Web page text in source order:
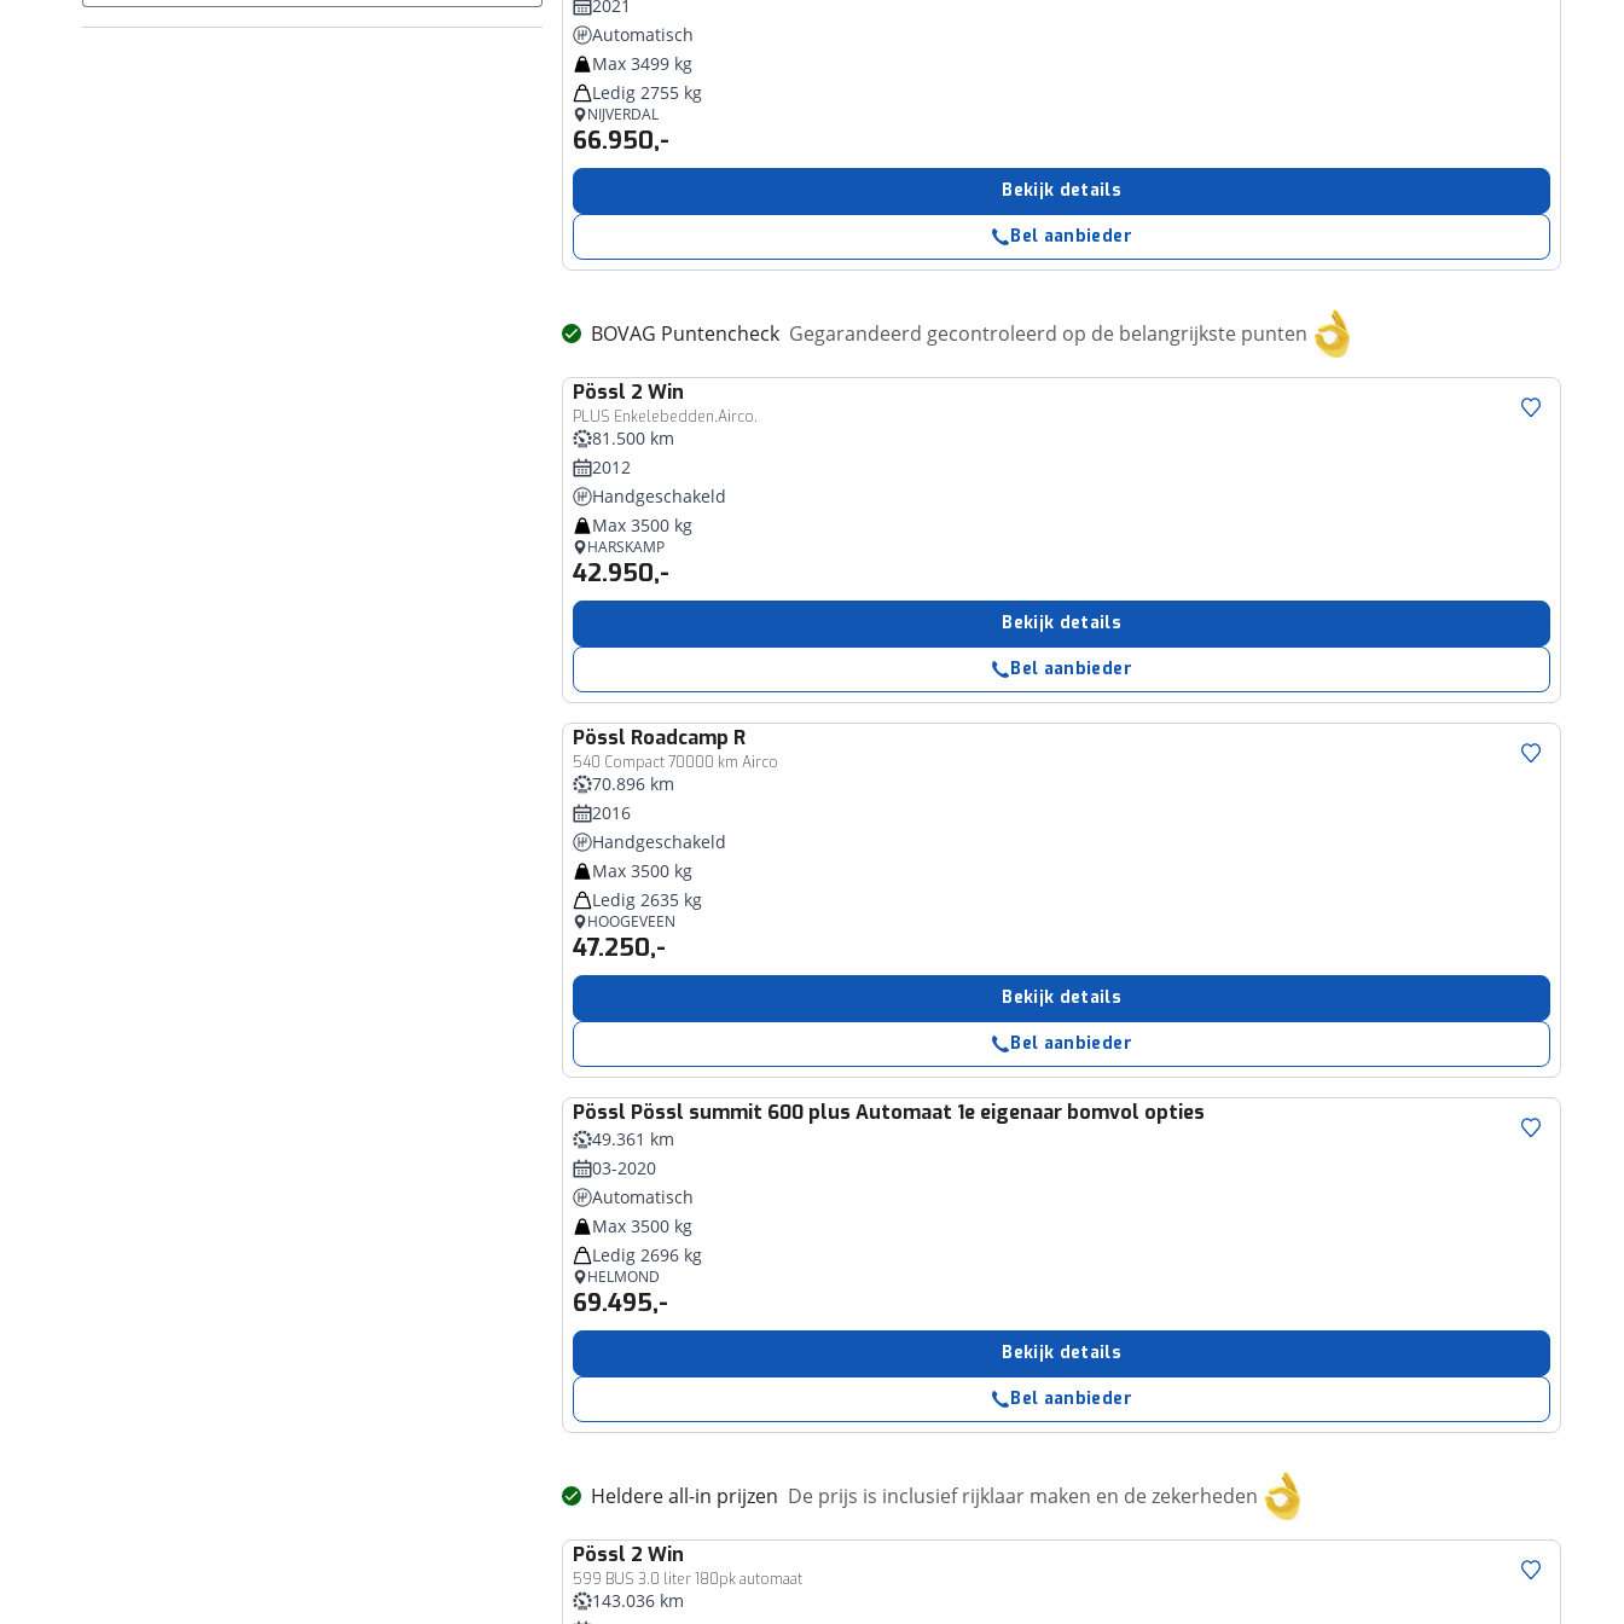
Lengte stapelbed (0)
L-vorm zit
2021
Automatisch
Max 3499 kg
Ledig 2755 kg
NIJVERDAL
66.950,-
Bekijk details
Bel aanbieder
BOVAG Puntencheck Gegarandeerd gecontroleerd op de belangrijkste punten
Pössl 2 Win
PLUS Enkelebedden,Airco,
81.500 km
2012
Handgeschakeld
Max 3500 kg
HARSKAMP
42.950,-
Bekijk details
Bel aanbieder
Pössl Roadcamp R
540 Compact 70000 km Airco
70.896 km
2016
Handgeschakeld
Max 3500 kg
Ledig 2635 kg
HOOGEVEEN
47.250,-
Bekijk details
Bel aanbieder
Pössl Pössl summit 600 plus Automaat 1e eigenaar bomvol opties
49.361 km
03-2020
Automatisch
Max 3500 kg
Ledig 2696 kg
HELMOND
69.495,-
Bekijk details
Bel aanbieder
Heldere all-in prijzen De prijs is inclusief rijklaar maken en de zekerheden
Pössl 2 Win
599 BUS 3.0 liter 180pk automaat
143.036 km